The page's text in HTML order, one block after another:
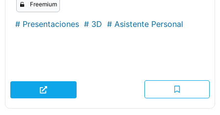
Freemium
# Presentaciones # 3D # Asistente Personal